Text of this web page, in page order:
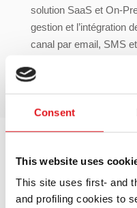
Consent
This website uses
This site uses first- and
and profiling cookies to
solution SaaS et On-
gestion et l’intégration
canal par email, SMS